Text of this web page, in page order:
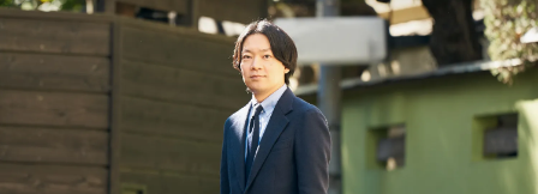
リ
ー」
シ
ュ
タ